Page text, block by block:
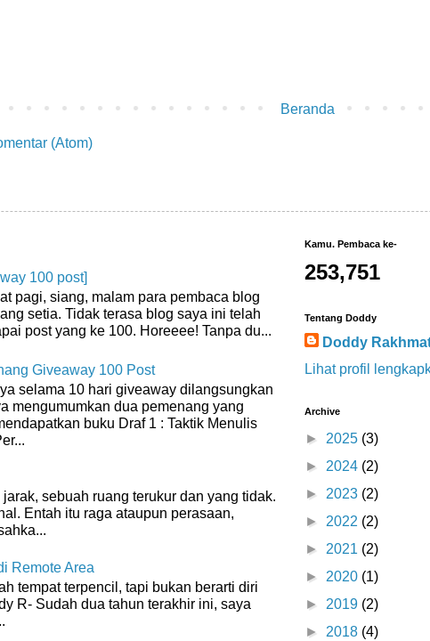
Beranda
(Atom)
100 post]
pagi, siang, malam para pembaca blog
setia. Tidak terasa blog saya ini telah
post yang ke 100. Horeeee! Tanpa du...
Giveaway 100 Post
selama 10 hari giveaway dilangsungkan
mengumumkan dua pemenang yang
buku Draf 1 : Taktik Menulis
sebuah ruang terukur dan yang tidak.
Entah itu raga ataupun perasaan,
Remote Area
tempat terpencil, tapi bukan berarti diri
R- Sudah dua tahun terakhir ini, saya
Kamu. Pembaca ke-
253,751
Tentang Doddy
Doddy
Lihat profil
Archive
► 2025 (3)
► 2024 (2)
► 2023 (2)
► 2022 (2)
► 2021 (2)
► 2020 (1)
► 2019 (2)
► 2018 (4)